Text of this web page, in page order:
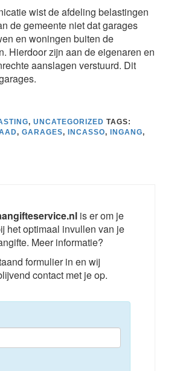
wist de afdeling belastingen
de gemeente niet dat garages
en woningen buiten de
Hierdoor zijn aan de eigenaren en
aanslagen verstuurd. Dit
, UNCATEGORIZED TAGS:
, GARAGES, INCASSO, INGANG,
is er om je
het optimaal invullen van je
Meer informatie?
formulier in en wij
contact met je op.